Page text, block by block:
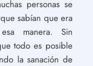
personas se
sabían que era
manera. Sin
todo es posible
la sanación de